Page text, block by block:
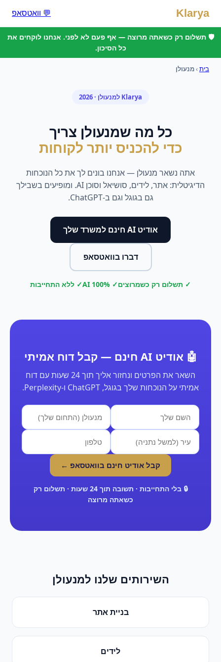
Klarya 💬 וואטסאפ
🛡️ תשלום רק כשאתה מרוצה — אף פעם לא לפני. אנחנו לוקחים את
כל הסיכון.
בית›מנעולן
Klarya ל מנעולן · 2026
כל מה שמנעולן צריך
כדי להכניס יותר לקוחות
אתה נשאר מנעולן — אנחנו בונים לך את כל הנוכחות
הדיגיטלית: אתר, לידים, סושיאל וסוכן AI. ומופיעים בשבילך
גם בגוגל וגם ב-ChatGPT.
אודיט AI חינם למשרד שלך
דברו בוואטסאפ
✓ תשלום רק כשמרוצים✓ 100% AI ✓ ללא התחייבות
🤖 אודיט AI חינם — קבל דוח אמיתי
השאר את הפרטים ונחזור אליך תוך 24 שעות עם דוח
אמיתי על הנוכחות שלך בגוגל, ChatGPT ו-Perplexity.
קבל אודיט חינם בוואטסאפ ←
🔒 בלי התחייבות · תשובה תוך 24 שעות · תשלום רק
כשאתה מרוצה
השירותים שלנו למנעולן
בניית אתר
לידים